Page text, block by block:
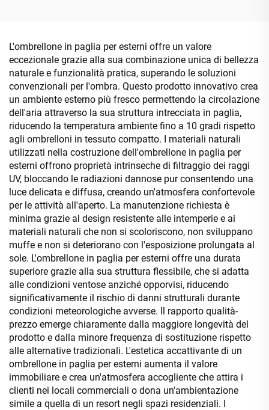
L'ombrellone in paglia per esterni offre un valore
eccezionale grazie alla sua combinazione unica di bellezza
naturale e funzionalità pratica, superando le soluzioni
convenzionali per l'ombra. Questo prodotto innovativo crea
un ambiente esterno più fresco permettendo la circolazione
dell'aria attraverso la sua struttura intrecciata in paglia,
riducendo la temperatura ambiente fino a 10 gradi rispetto
agli ombrelloni in tessuto compatto. I materiali naturali
utilizzati nella costruzione dell'ombrellone in paglia per
esterni offrono proprietà intrinseche di filtraggio dei raggi
UV, bloccando le radiazioni dannose pur consentendo una
luce delicata e diffusa, creando un'atmosfera confortevole
per le attività all'aperto. La manutenzione richiesta è
minima grazie al design resistente alle intemperie e ai
materiali naturali che non si scoloriscono, non sviluppano
muffe e non si deteriorano con l'esposizione prolungata al
sole. L'ombrellone in paglia per esterni offre una durata
superiore grazie alla sua struttura flessibile, che si adatta
alle condizioni ventose anziché opporvisi, riducendo
significativamente il rischio di danni strutturali durante
condizioni meteorologiche avverse. Il rapporto qualità-
prezzo emerge chiaramente dalla maggiore longevità del
prodotto e dalla minore frequenza di sostituzione rispetto
alle alternative tradizionali. L'estetica accattivante di un
ombrellone in paglia per esterni aumenta il valore
immobiliare e crea un'atmosfera accogliente che attira i
clienti nei locali commerciali o dona un'ambientazione
simile a quella di un resort negli spazi residenziali. I